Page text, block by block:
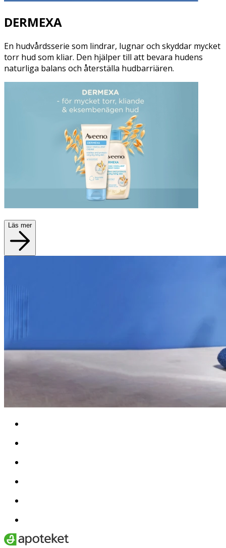
DERMEXA
En hudvårdsserie som lindrar, lugnar och skyddar mycket
torr hud som kliar. Den hjälper till att bevara hudens
naturliga balans och återställa hudbarriären.
Läs mer